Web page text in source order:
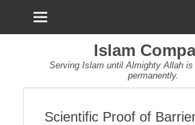
Islam
Serving Islam until Almighty Allah is
permanently.
Scientific Proof of